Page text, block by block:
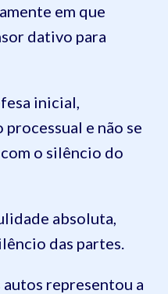
em que
dativo para
inicial,
e não se
o silêncio do
absoluta,
das partes.
representou a